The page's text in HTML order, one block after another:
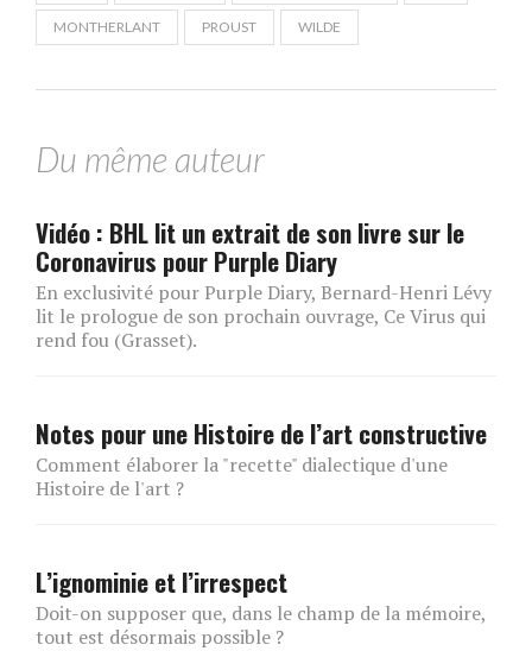
MONTHERLANT PROUST WILDE
Du même auteur
Vidéo : BHL lit un extrait de son livre sur le
Coronavirus pour Purple Diary
En exclusivité pour Purple Diary, Bernard-Henri Lévy
lit le prologue de son prochain ouvrage, Ce Virus qui
rend fou (Grasset).
Notes pour une Histoire de l’art constructive
Comment élaborer la "recette" dialectique d'une
Histoire de l'art ?
L’ignominie et l’irrespect
Doit-on supposer que, dans le champ de la mémoire,
tout est désormais possible ?